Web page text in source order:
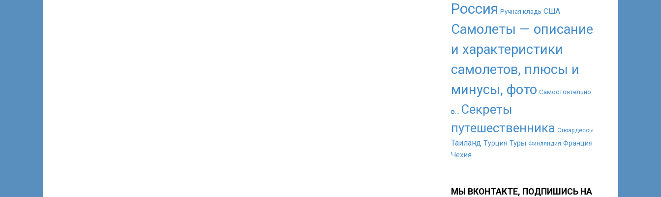
Россия Ручная кладь США
Самолеты — описание
и характеристики
самолетов, плюсы и
минусы, фото Самостоятельно
в... Секреты
путешественника Стюардессы
Таиланд Турция Туры Финляндия Франция
Чехия
МЫ ВКОНТАКТЕ, ПОДПИШИСЬ НА